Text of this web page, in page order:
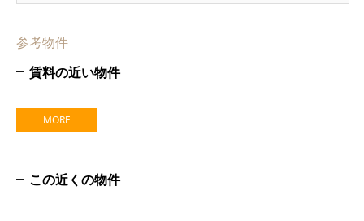
参考物件
賃料の近い物件
MORE
この近くの物件